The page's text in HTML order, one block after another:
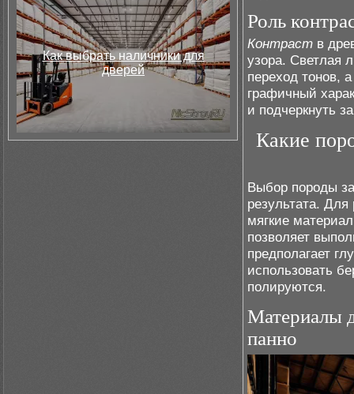
Как выбрать наличники для
дверей
Роль
Контраст в
узора. Светлая
переход тонов,
графичный
и подчеркнуть
Какие
Выбор породы
результата.
мягкие
позволяет
предполагает
использовать
полируются.
Материалы
панно